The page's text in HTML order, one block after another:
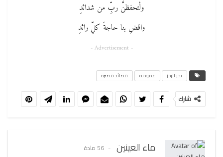
ولْتحفظنَّ ربِّ من شدائدِ
واقضِ بنا حاجةَ كلِّ رائدِ
- Advertisement -
بحر الرجز عموديه قصائد قصيره
شارك
ماء العينين 56 مادة